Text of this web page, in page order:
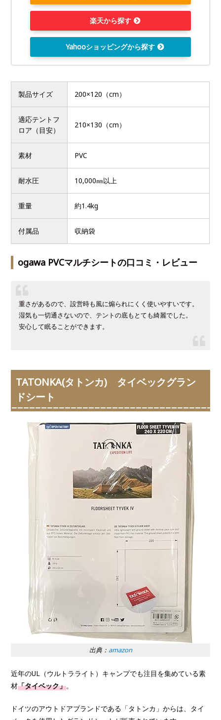
楽天から探す
Yahooショッピングから探す
製品サイズ 200×120（cm）
適応テントフ
ロア（目安）
210×130（cm）
素材 PVC
耐水圧 10,000㎜以上
重量 約1.4kg
付属品 収納袋
ogawa PVCマルチシートの口コミ・レビュー
重さがあるので、設営時も風に煽られにくく使いやすいです。
湿気も一切通さないので、テントの底もとても綺麗でした。
安心して眠ることができます。
TATONKA(タトンカ) タイベックグラン
ドシート
出典： amazon
近年のUL（ウルトラライト）キャンプでも注目を集めている素
材「タイベック」。
ドイツのアウトドアブランドである「タトンカ」からは、タイ